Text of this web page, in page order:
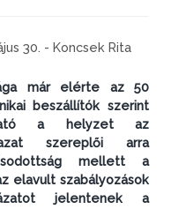
30. - Koncsek Rita
már elérte az 50
beszállítók szerint
a helyzet az
szereplői arra
mellett a
elavult szabályozások
jelentenek a